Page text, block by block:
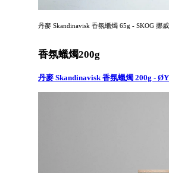
丹麥 Skandinavisk 香氛蠟燭 65g - SKOG 挪
香氛蠟燭200g
丹麥 Skandinavisk 香氛蠟燭 200g -